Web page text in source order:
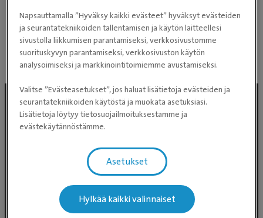
Kotikissa Reino
Suomenhevonen Hanski
Evidensia Eläinlääkäripalvelut
Takomotie 1-3, 4. krs 00380 Helsinki
Napsauttamalla ”Hyväksy kaikki evästeet” hyväksyt evästeiden
ja seurantatekniikoiden tallentamisen ja käytön laitteellesi
sivustolla liikkumisen parantamiseksi, verkkosivustomme
suorituskyvyn parantamiseksi, verkkosivuston käytön
analysoimiseksi ja markkinointitoimiemme avustamiseksi.
Valitse ”Evästeasetukset”, jos haluat lisätietoja evästeiden ja
seurantatekniikoiden käytöstä ja muokata asetuksiasi.
Lisätietoja löytyy tietosuojailmoituksestamme ja
evästekäytännöstämme.
Asetukset
Hylkää kaikki valinnaiset